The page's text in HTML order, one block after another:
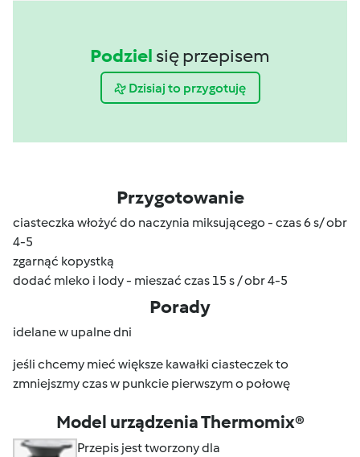
Podziel się przepisem
Dzisiaj to przygotuję
Przygotowanie
ciasteczka włożyć do naczynia miksującego - czas 6 s/ obr
4-5
zgarnąć kopystką
dodać mleko i lody - mieszać czas 15 s / obr 4-5
Porady
idelane w upalne dni
jeśli chcemy mieć większe kawałki ciasteczek to
zmniejszmy czas w punkcie pierwszym o połowę
Model urządzenia Thermomix®
Przepis jest tworzony dla